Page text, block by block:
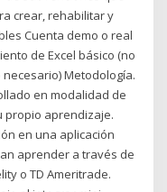
crear, rehabilitar y
Cuenta demo o real
de Excel básico (no
Metodología.
en modalidad de
propio aprendizaje.
en una aplicación
aprender a través de
o TD Ameritrade.